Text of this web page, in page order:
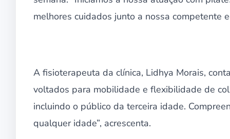
melhores cuidados junto a nossa competente
A fisioterapeuta da clínica, Lidhya Morais,
voltados para mobilidade e flexibilidade de
incluindo o público da terceira idade.
qualquer idade”, acrescenta.